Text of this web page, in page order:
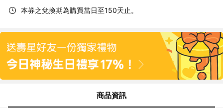
本券之兌換期為購買當日至150天止。
商品資訊